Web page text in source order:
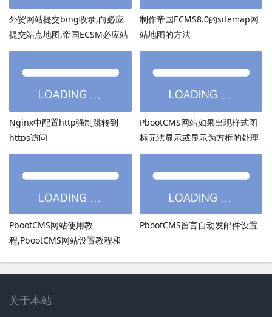
外贸网站提交bing收录,向必应
提交站点地图,帝国ECSM必应站
点图sitemap提交
制作帝国ECMS8.0的sitemap网
站地图的方法
Nginx中配置http强制跳转到
https访问
PbootCMS网站如果出现样式图
标无法显示或显示为方框的处理
方法
PbootCMS网站使用教
程,PbootCMS网站设置教程和
PbootCMS留言自动发邮件设置
关于本站